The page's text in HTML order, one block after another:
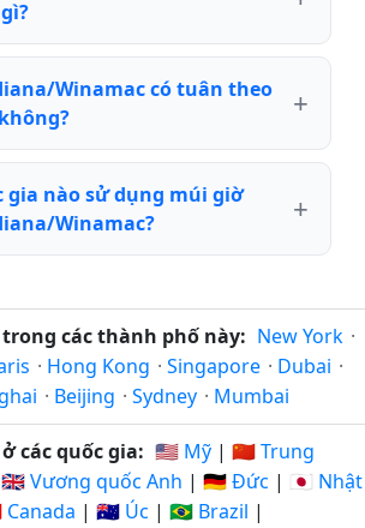
Winamac có tuân theo
gia nào sử dụng múi giờ
Winamac?
các thành phố này: New York ·
· Hong Kong · Singapore · Dubai ·
· Beijing · Sydney · Mumbai
các quốc gia: 🇺🇸 Mỹ | 🇨🇳 Trung
🇬🇧 Vương quốc Anh | 🇩🇪 Đức | 🇯🇵 Nhật
Canada | 🇦🇺 Úc | 🇧🇷 Brazil |